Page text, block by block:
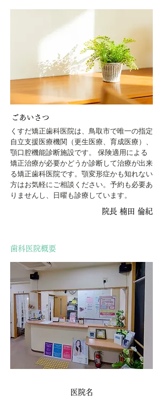
ごあいさつ
くすだ矯正歯科医院は、鳥取市で唯一の指定
自立支援医療機関（更生医療、育成医療）、
顎口腔機能診断施設です。 保険適用による
矯正治療が必要かどうか診断して治療が出来
る矯正歯科医院です。顎変形症かも知れない
方はお気軽にご相談ください。予約も必要あ
りませんし、日曜も診療しています。
院長 楠田 倫紀
歯科医院概要
医院名